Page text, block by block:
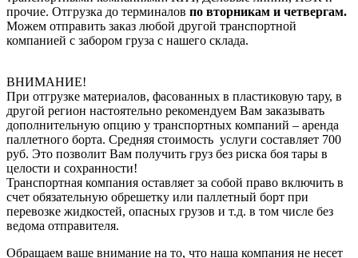
прочие. Отгрузка до терминалов по вторникам и четвергам.
Можем отправить заказ любой другой транспортной
компанией с забором груза с нашего склада.
ВНИМАНИЕ!
При отгрузке материалов, фасованных в пластиковую тару, в
другой регион настоятельно рекомендуем Вам заказывать
дополнительную опцию у транспортных компаний – аренда
паллетного борта. Средняя стоимость услуги составляет 700
руб. Это позволит Вам получить груз без риска боя тары в
целости и сохранности!
Транспортная компания оставляет за собой право включить в
счет обязательную обрешетку или паллетный борт при
перевозке жидкостей, опасных грузов и т.д. в том числе без
ведома отправителя.
Обращаем ваше внимание на то, что наша компания не несет